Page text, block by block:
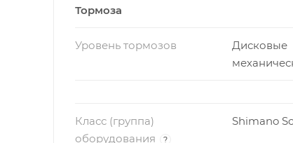
Тормоза
Уровень тормозов
Дисковые
Класс (группа)
оборудования
?
Shimano